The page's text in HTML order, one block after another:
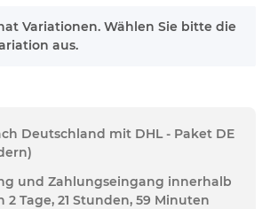
Variationen. Wählen Sie bitte die
aus.
Deutschland mit DHL - Paket DE
und Zahlungseingang innerhalb
2 Tage, 21 Stunden, 59 Minuten